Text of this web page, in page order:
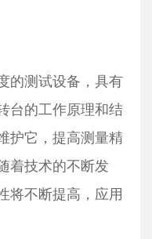
的测试设备，具有
台的工作原理和结
护它，提高测量精
着技术的不断发
将不断提高，应用